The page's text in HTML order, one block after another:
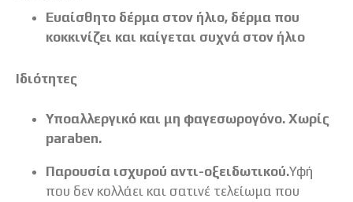
Ευαίσθητο δέρμα στον ήλιο, δέρμα που
κοκκινίζει και καίγεται συχνά στον ήλιο
Ιδιότητες
Υποαλλεργικό και μη φαγεσωρογόνο. Χωρίς
paraben.
Παρουσία ισχυρού αντι-οξειδωτικού.Υφή
που δεν κολλάει και σατινέ τελείωμα που